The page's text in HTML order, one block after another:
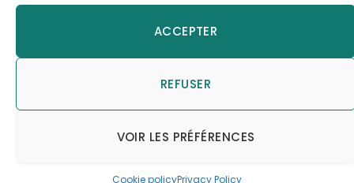
ACCEPTER
REFUSER
VOIR LES PRÉFÉRENCES
Cookie policyPrivacy Policy
DONNÉES PERSONNELLES
JV PROSPECTIVES